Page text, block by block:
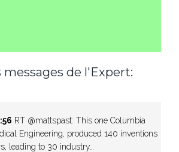
messages de l'Expert:
RT @mattspast: This one Columbia
Engineering, produced 140 inventions
leading to 30 industry…